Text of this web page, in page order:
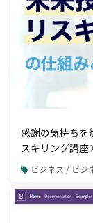
感謝の気持ちを
スキリング講
ビジネス / ビジ